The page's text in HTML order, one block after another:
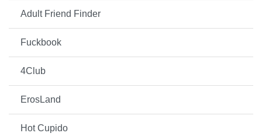
Adult Friend Finder
Fuckbook
4Club
ErosLand
Hot Cupido